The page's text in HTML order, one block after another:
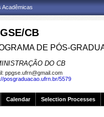
Acadêmicas
CB
DE PÓS-
DO CB
ppgse.ufrn@gmail.com
posgraduacao.ufrn.br/5579
Calendar Selection Processes